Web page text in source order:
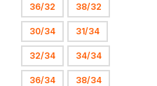
36/32 38/32
30/34 31/34
32/34 34/34
36/34 38/34